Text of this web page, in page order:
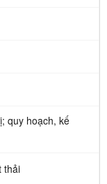
quy hoạch, kế
thải